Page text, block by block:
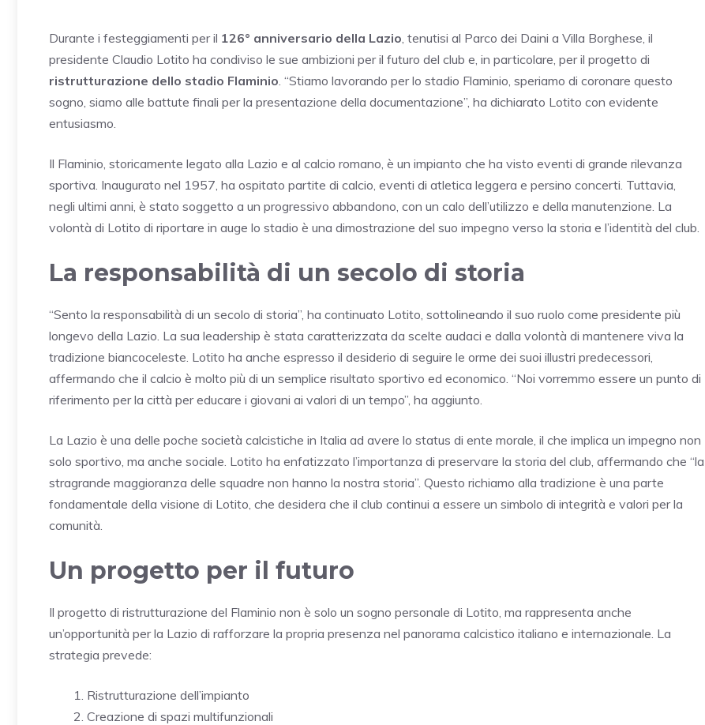
Durante i festeggiamenti per il 126° anniversario della Lazio , tenutisi al Parco dei Daini a Villa Borghese, il
presidente Claudio Lotito ha condiviso le sue ambizioni per il futuro del club e, in particolare, per il progetto di
ristrutturazione dello stadio Flaminio . “Stiamo lavorando per lo stadio Flaminio, speriamo di coronare questo
sogno, siamo alle battute finali per la presentazione della documentazione”, ha dichiarato Lotito con evidente
entusiasmo.
Il Flaminio, storicamente legato alla Lazio e al calcio romano, è un impianto che ha visto eventi di grande rilevanza
sportiva. Inaugurato nel 1957, ha ospitato partite di calcio, eventi di atletica leggera e persino concerti. Tuttavia,
negli ultimi anni, è stato soggetto a un progressivo abbandono, con un calo dell’utilizzo e della manutenzione. La
volontà di Lotito di riportare in auge lo stadio è una dimostrazione del suo impegno verso la storia e l’identità del club.
La responsabilità di un secolo di storia
“Sento la responsabilità di un secolo di storia”, ha continuato Lotito, sottolineando il suo ruolo come presidente più
longevo della Lazio. La sua leadership è stata caratterizzata da scelte audaci e dalla volontà di mantenere viva la
tradizione biancoceleste. Lotito ha anche espresso il desiderio di seguire le orme dei suoi illustri predecessori,
affermando che il calcio è molto più di un semplice risultato sportivo ed economico. “Noi vorremmo essere un punto di
riferimento per la città per educare i giovani ai valori di un tempo”, ha aggiunto.
La Lazio è una delle poche società calcistiche in Italia ad avere lo status di ente morale, il che implica un impegno non
solo sportivo, ma anche sociale. Lotito ha enfatizzato l’importanza di preservare la storia del club, affermando che “la
stragrande maggioranza delle squadre non hanno la nostra storia”. Questo richiamo alla tradizione è una parte
fondamentale della visione di Lotito, che desidera che il club continui a essere un simbolo di integrità e valori per la
comunità.
Un progetto per il futuro
Il progetto di ristrutturazione del Flaminio non è solo un sogno personale di Lotito, ma rappresenta anche
un’opportunità per la Lazio di rafforzare la propria presenza nel panorama calcistico italiano e internazionale. La
strategia prevede:
Ristrutturazione dell’impianto
Creazione di spazi multifunzionali